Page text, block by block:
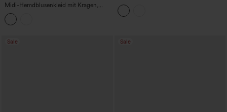
Midi-Hemdblusenkleid mit Kragen,
langen Ärmeln, vorn gebundenem
Detail und Streifen – fürs Büro
gebundenes, fließendes Midi-Slip-Kleid
im Milkmaid-Stil
Sale Sale